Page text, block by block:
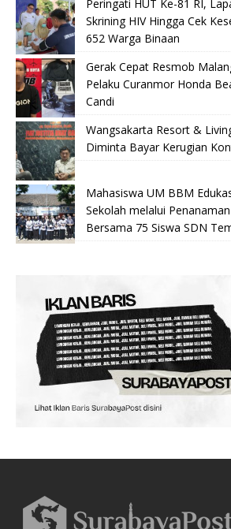
Peringati HUT Ke-81 RI,
Skrining HIV Hingga Cek
652 Warga Binaan
Gerak Cepat Resmob
Pelaku Curanmor Honda
Candi
Wangsakarta Resort &
Diminta Bayar Kerugian
Mahasiswa UM BBM
Sekolah melalui
Bersama 75 Siswa SDN